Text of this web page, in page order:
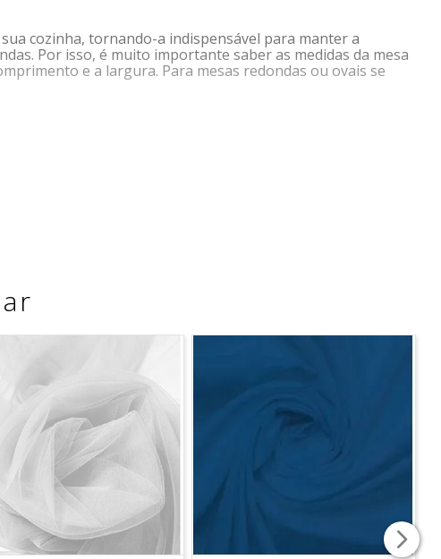
cozinha, tornando-a indispensável para manter a
Por isso, é muito importante saber as medidas da mesa
e a largura. Para mesas redondas ou ovais se
Caso seja solicitado 2 mts, será enviado metragem